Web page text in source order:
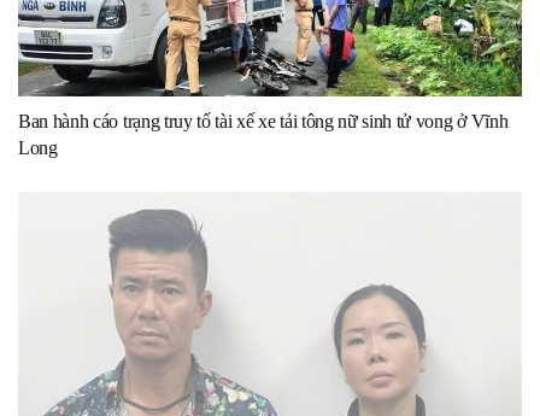
Ban hành cáo trạng truy tố tài xế xe tải tông nữ sinh tử vong ở Vĩnh
Long